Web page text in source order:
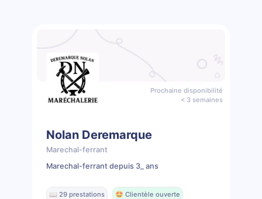
Prochaine disponibilité
< 3 semaines
Nolan Deremarque
Marechal-ferrant
Marechal-ferrant depuis 3_ ans
📖 29 prestations 🤩 Clientèle ouverte